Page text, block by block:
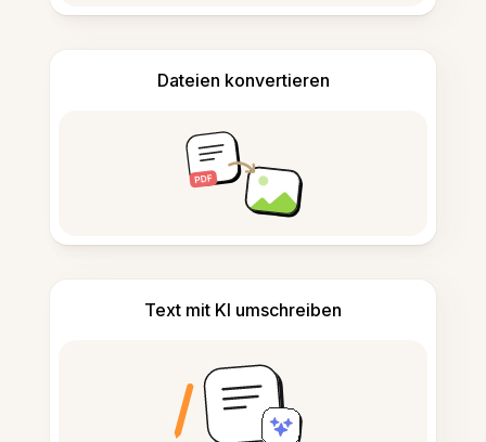
Dateien konvertieren
Text mit KI umschreiben